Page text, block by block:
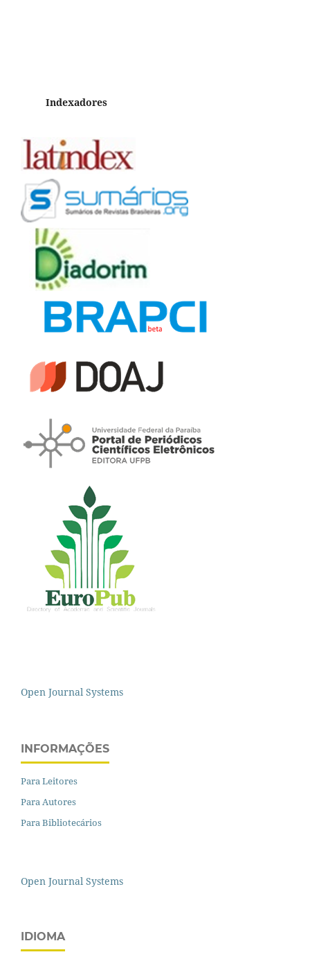
Indexadores
Open Journal Systems
INFORMAÇÕES
Para Leitores
Para Autores
Para Bibliotecários
Open Journal Systems
IDIOMA